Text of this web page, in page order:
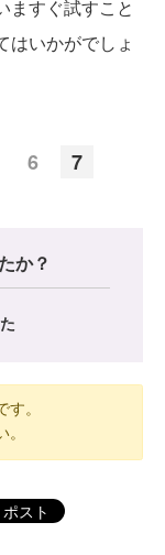
ますぐ試すこと
はいかがでしょ
6 7
か？
。
ポスト